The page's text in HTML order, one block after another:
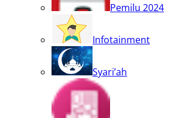
Pemilu 2024
Infotainment
Syari’ah